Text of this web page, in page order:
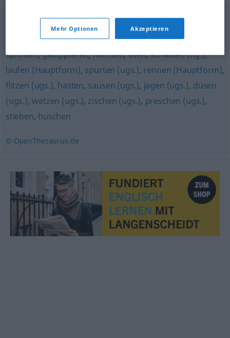
,hetzen , fliegen (geh., fig., literarisch)
fetzen (ugs.),rasen ,schnellen,stürmen (ugs.)
sprinten,galoppieren,hechten,eilen,schießen (fig.),
laufen (Hauptform), spurten (ugs.), rennen (Hauptform),
flitzen (ugs.), hasten, sausen (ugs.), jagen (ugs.), düsen
(ugs.),wetzen (ugs.), zischen (ugs.), preschen (ugs.),
stieben, huschen
© OpenThesaurus.de
Mehr Optionen Akzeptieren